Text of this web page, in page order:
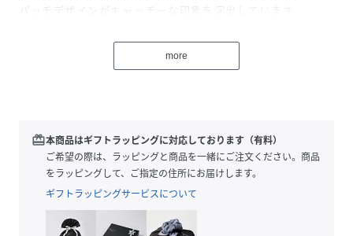
パッチデザインがキャッチーな印象を演出しています。
でこだわりの詰まった1枚です。
1PIU1UGUALE3RELAX
ウノピゥウノウグァーレトレリラックス
"極上の普段着"としてファッショニスタに愛されてやまな
い、1PIU1UGUALE3RELAX
"至高""究極"への挑戦を胸にデザイナー自らが厳選し、着る
more
redeem本商品はギフトラッピングに対応しております（有料）
ご希望の際は、ラッピングと商品を一緒にご注文ください。商品
をラッピングして、ご指定の住所にお届けします。
ギフトラッピングサービスについて